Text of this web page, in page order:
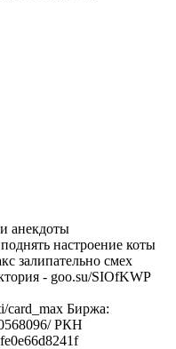
анекдоты
настроение коты
залипательно смех
- goo.su/SIOfKWP
card_max Биржа:
РКН